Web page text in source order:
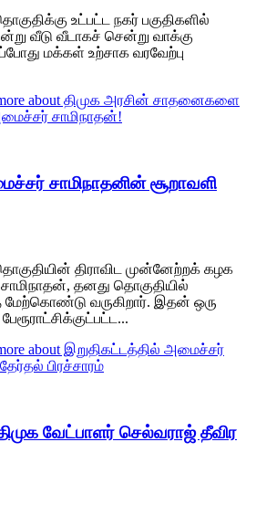
உட்பட்ட நகர் பகுதிகளில்
வீடு வீடாகச் சென்று வாக்கு
மக்கள் உற்சாக வரவேற்பு
about திமுக அரசின் சாதனைகளை
சாமிநாதன்!
சாமிநாதனின் சூறாவளி
திராவிட முன்னேற்றக் கழக
தனது தொகுதியில்
மேற்கொண்டு வருகிறார். இதன் ஒரு
about இறுதிகட்டத்தில் அமைச்சர்
பிரச்சாரம்
வேட்பாளர் செல்வராஜ் தீவிர